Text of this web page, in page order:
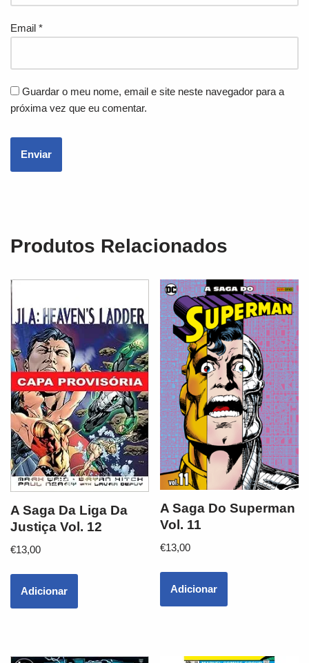
Email *
Guardar o meu nome, email e site neste navegador para a
próxima vez que eu comentar.
Produtos Relacionados
A Saga Da Liga Da
Justiça Vol. 12
€13,00
Adicionar
A Saga Do Superman
Vol. 11
€13,00
Adicionar